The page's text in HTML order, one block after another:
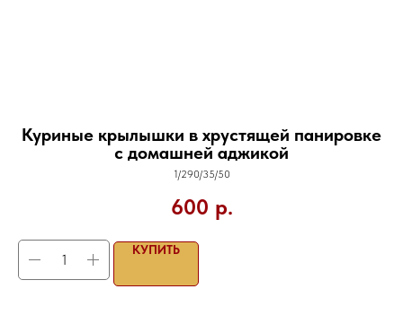
Куриные крылышки в хрустящей панировке
с домашней аджикой
1/290/35/50
600 р.
КУПИТЬ